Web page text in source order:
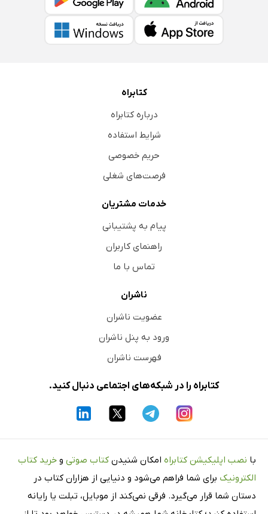
کتابراه
درباره کتابراه
شرایط استفاده
حریم خصوصی
فرصت‌های شغلی
خدمات مشتریان
پیام به پشتیبانی
راهنمای کاربران
تماس با ما
ناشران
عضویت ناشران
ورود به پنل ناشران
فهرست ناشران
کتابراه را در شبکه‌های اجتماعی دنبال کنید.
با نصب اپلیکیشن کتابراه امکان شنیدن کتاب صوتی و خرید کتاب
الکترونیک برای شما فراهم می‌شود و دنیایی از هزاران کتاب در
دستان شما قرار می‌گیرد. فرقی نمی‌کند از موبایل، تبلت یا رایانه